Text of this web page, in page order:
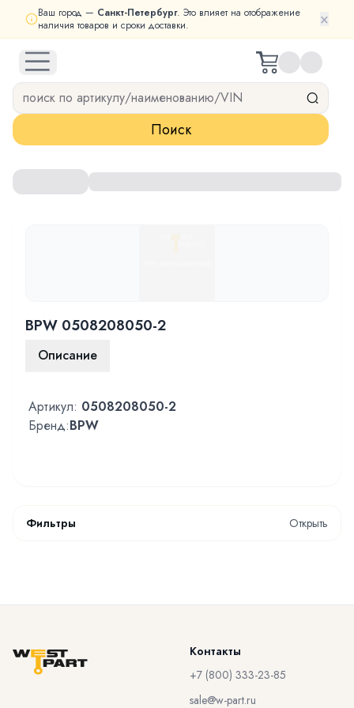
Ваш город — Санкт-Петербург. Это влияет на отображение
наличия товаров и сроки доставки.
×
open navigation menu
Поиск
BPW 0508208050-2
Описание
Артикул: 0508208050-2
Бренд:BPW
Фильтры Открыть
Контакты
+7 (800) 333-23-85
sale@w-part.ru